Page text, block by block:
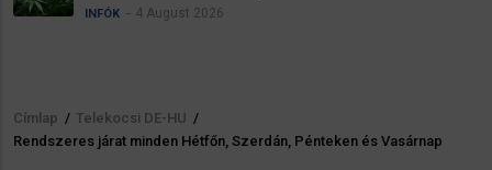
4 August 2026
Morzsa
Címlap / Telekocsi DE-HU /
Rendszeres járat minden Hétfőn, Szerdán, Pénteken és Vasárnap